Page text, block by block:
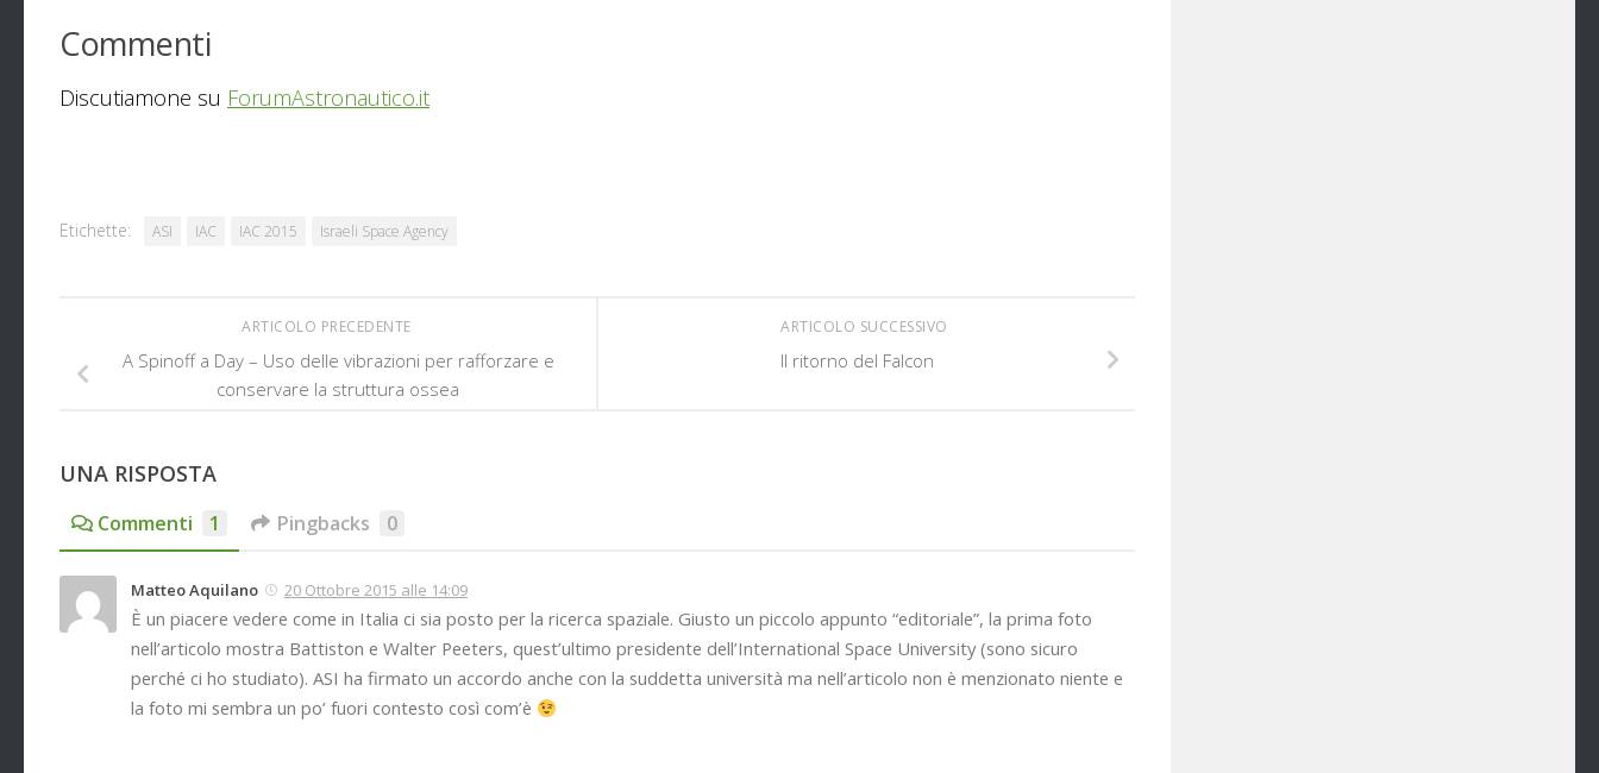
Commenti
Discutiamone su ForumAstronautico.it
Etichette: ASI IAC IAC 2015 Israeli Space Agency
ARTICOLO SUCCESSIVO
Il ritorno del Falcon
ARTICOLO PRECEDENTE
A Spinoff a Day – Uso delle vibrazioni per rafforzare e
conservare la struttura ossea
UNA RISPOSTA
Commenti 1 Pingbacks 0
Matteo Aquilano 20 Ottobre 2015 alle 14:09
È un piacere vedere come in Italia ci sia posto per la ricerca spaziale. Giusto un piccolo appunto “editoriale”, la prima foto
nell’articolo mostra Battiston e Walter Peeters, quest’ultimo presidente dell’International Space University (sono sicuro
perché ci ho studiato). ASI ha firmato un accordo anche con la suddetta università ma nell’articolo non è menzionato niente e
la foto mi sembra un po’ fuori contesto così com’è